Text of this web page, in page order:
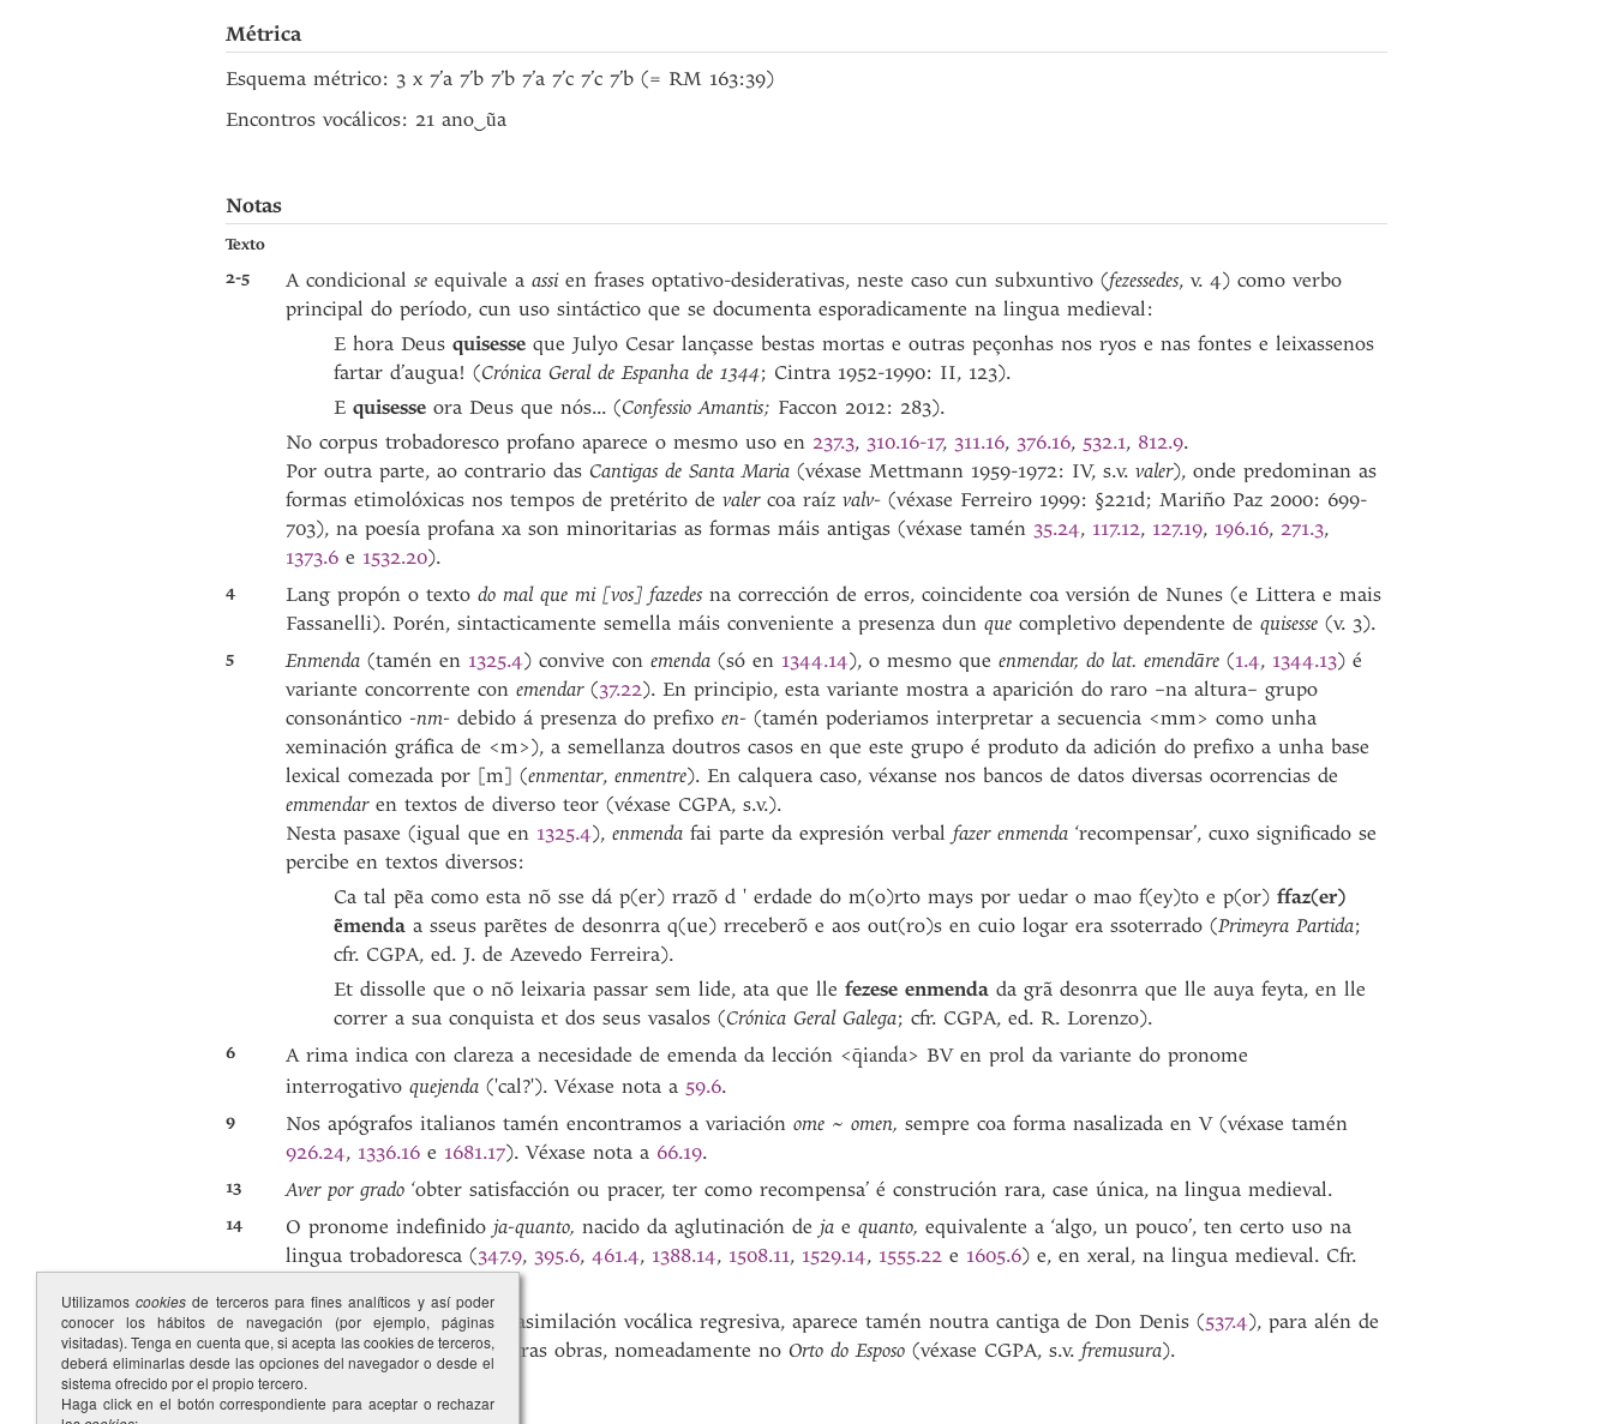
Métrica
Esquema métrico: 3 x 7’a 7’b 7’b 7’a 7’c 7’c 7’b (= RM 163:39)
Encontros vocálicos: 21 ano ũa
Notas
Texto
2-5
A condicional se equivale a assien frases optativo-desiderativas, neste caso cun subxuntivo (fezessedes, v. 4) como verbo
principal do período, cun uso sintáctico que se documenta esporadicamente na lingua medieval:
E hora Deus quisesse que Julyo Cesar lançasse bestas mortas e outras peçonhas nos ryos e nas fontes e leixassenos
fartar d’augua! (Crónica Geral de Espanha de 1344; Cintra 1952-1990: II, 123).
E quisesse ora Deus que nós... (Confessio Amantis; Faccon 2012: 283).
No corpus trobadoresco profano aparece o mesmo uso en 237.3, 310.16-17, 311.16, 376.16, 532.1, 812.9.
Por outra parte, ao contrario das Cantigas de Santa Maria (véxase Mettmann 1959-1972: IV, s.v. valer), onde predominan as
formas etimolóxicas nos tempos de pretérito de valer coa raíz valv- (véxase Ferreiro 1999: §221d; Mariño Paz 2000: 699-
703), na poesía profana xa son minoritarias as formas máis antigas (véxase tamén 35.24, 117.12, 127.19, 196.16, 271.3,
1373.6 e 1532.20).
4 Lang propón o texto do mal que mi [vos] fazedes na corrección de erros, coincidente coa versión de Nunes (e Littera e mais
Fassanelli). Porén, sintacticamente semella máis conveniente a presenza dun que completivo dependente de quisesse (v. 3).
5 Enmenda (tamén en 1325.4) convive con emenda (só en 1344.14), o mesmo que enmendar, do lat. emendāre (1.4, 1344.13) é
variante concorrente con emendar (37.22). En principio, esta variante mostra a aparición do raro –na altura– grupo
consonántico -nm- debido á presenza do prefixo en- (tamén poderiamos interpretar a secuencia <mm> como unha
xeminación gráfica de <m>), a semellanza doutros casos en que este grupo é produto da adición do prefixo a unha base
lexical comezada por [m] (enmentar, enmentre). En calquera caso, véxanse nos bancos de datos diversas ocorrencias de
emmendar en textos de diverso teor (véxase CGPA, s.v.).
Nesta pasaxe (igual que en 1325.4), enmenda fai parte da expresión verbal fazer enmenda ‘recompensar’, cuxo significado se
percibe en textos diversos:
Ca tal pẽa como esta nõ sse dá p(er) rrazõ d ' erdade do m(o)rto mays por uedar o mao f(ey)to e p(or) ffaz(er)
ẽmenda a sseus parẽtes de desonrra q(ue) rreceberõ e aos out(ro)s en cuio logar era ssoterrado (Primeyra Partida;
cfr. CGPA, ed. J. de Azevedo Ferreira).
Et dissolle que o nõ leixaria passar sem lide, ata que lle fezese enmenda da grã desonrra que lle auya feyta, en lle
correr a sua conquista et dos seus vasalos (Crónica Geral Galega; cfr. CGPA, ed. R. Lorenzo).
6 A rima indica con clareza a necesidade de emenda da lección <q̄ianda> BV en prol da variante do pronome
interrogativo quejenda ('cal?'). Véxase nota a 59.6.
9 Nos apógrafos italianos tamén encontramos a variación ome ~ omen, sempre coa forma nasalizada en V (véxase tamén
926.24, 1336.16 e 1681.17). Véxase nota a 66.19.
13 Aver por grado ‘obter satisfacción ou pracer, ter como recompensa’ é construción rara, case única, na lingua medieval.
14 O pronome indefinido ja-quanto, nacido da aglutinación de ja e quanto, equivalente a ‘algo, un pouco’, ten certo uso na
lingua trobadoresca (347.9, 395.6, 461.4, 1388.14, 1508.11, 1529.14, 1555.22 e 1605.6) e, en xeral, na lingua medieval. Cfr.
15 A variantefremusura,con asimilación vocálica regresiva, aparece tamén noutra cantiga de Don Denis (537.4), para alén de
rexistros esporádicos noutras obras, nomeadamente no Orto do Esposo (véxase CGPA, s.v. fremusura).
Utilizamoscookies de terceros para fines analíticos y así poder
conocer los hábitos de navegación (por ejemplo, páginas
visitadas). Tenga en cuenta que, si acepta las cookies de terceros,
deberá eliminarlas desde las opciones del navegador o desde el
sistema ofrecido por el propio tercero.
Haga click en el botón correspondiente para aceptar o rechazar